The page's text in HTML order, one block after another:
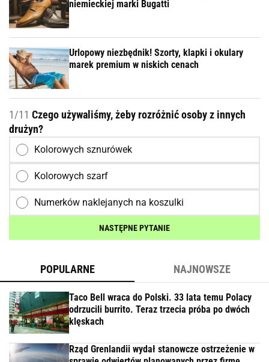
niemieckiej marki Bugatti
Urlopowy niezbędnik! Szorty, klapki i okulary
marek premium w niskich cenach
1/11 Czego używaliśmy, żeby rozróżnić osoby z innych
drużyn?
Kolorowych sznurówek
Kolorowych szarf
Numerków naklejanych na koszulki
NASTĘPNE PYTANIE
POPULARNE NAJNOWSZE
Taco Bell wraca do Polski. 33 lata temu Polacy
odrzucili burrito. Teraz trzecia próba po dwóch
klęskach
Rząd Grenlandii wydał stanowcze ostrzeżenie w